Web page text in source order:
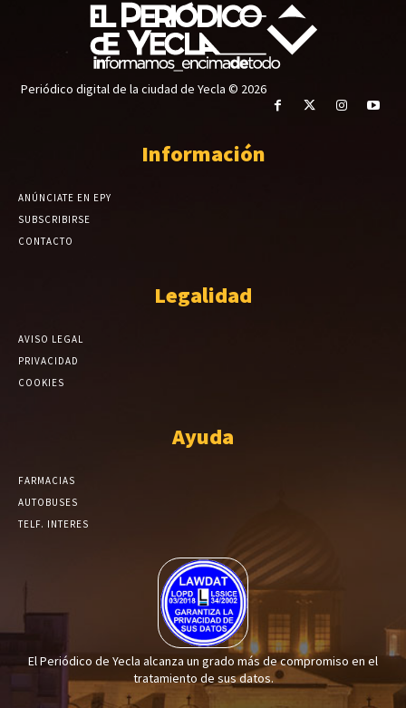
Periódico digital de la ciudad de Yecla © 2026
Información
ANÚNCIATE EN EPY
SUBSCRIBIRSE
CONTACTO
Legalidad
AVISO LEGAL
PRIVACIDAD
COOKIES
Ayuda
FARMACIAS
AUTOBUSES
TELF. INTERES
El Periódico de Yecla alcanza un grado más de compromiso en el
tratamiento de sus datos.